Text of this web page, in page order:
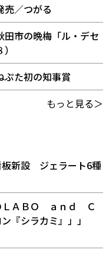
売／つがる
市の晩梅「ル・デセ
た初の知事賞
もっと見る＞
板新設 ジェラート6種
ＬＡＢＯ ａｎｄ Ｃ
『シラカミ』」」